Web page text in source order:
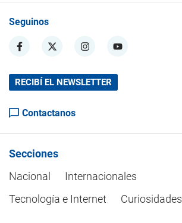
Seguinos
RECIBÍ EL NEWSLETTER
Contactanos
Secciones
Nacional
Internacionales
Tecnología e Internet
Curiosidades